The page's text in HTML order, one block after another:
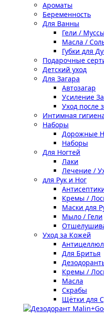
Ароматы
Беременность
Для Ванны
Гели /
Масла /
Губки для
Подарочные
Детский уход
Для Загара
Автозагар
Усиление
Уход после
Интимная
Наборы
Дорожные
Наборы
Для Ногтей
Лаки
Лечение /
для Рук и Ног
Кремы /
Маски для
Мыло / Гели
Уход за Кожей
Для Бритья
Кремы /
Масла
Скрабы
Щётки для